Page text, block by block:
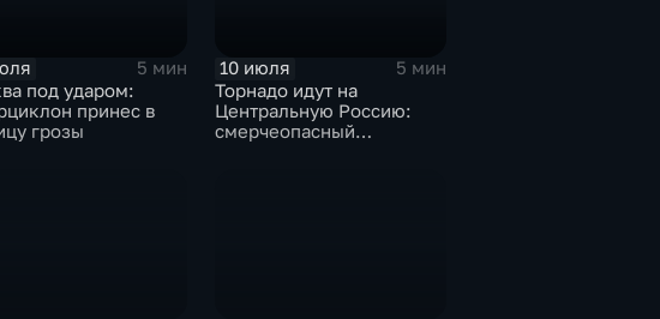
5 мин
под ударом:
принес в
грозы
10 июля
5 мин
Торнадо идут на
Центральную Россию:
смерчеопасный